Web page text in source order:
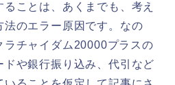
ことは、あくまでも、考え
法のエラー原因です。なの
ラチャイダム20000プラスの
や銀行振り込み、代引など